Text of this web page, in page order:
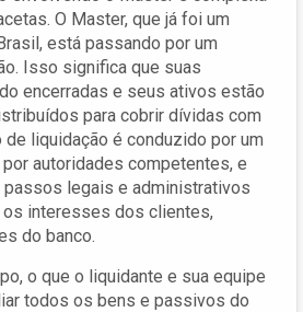
O Master, que já foi um
está passando por um
Isso significa que suas
encerradas e seus ativos estão
para cobrir dívidas com
liquidação é conduzido por um
autoridades competentes, e
legais e administrativos
interesses dos clientes,
do banco.
o que o liquidante e sua equipe
todos os bens e passivos do